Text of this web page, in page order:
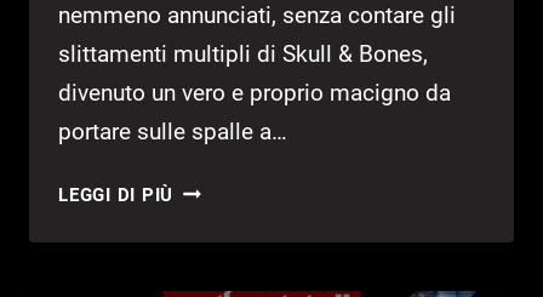
nemmeno annunciati, senza contare gli
slittamenti multipli di Skull & Bones,
divenuto un vero e proprio macigno da
portare sulle spalle a…
LEGGI DI PIÙ UBISOFT
ALCUNI